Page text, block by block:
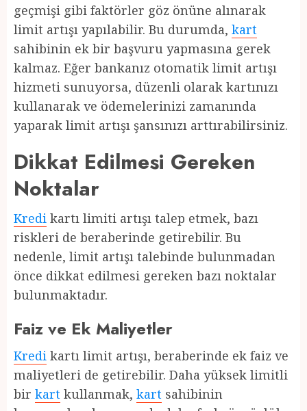
geçmişi gibi faktörler göz önüne alınarak
limit artışı yapılabilir. Bu durumda, kart
sahibinin ek bir başvuru yapmasına gerek
kalmaz. Eğer bankanız otomatik limit artışı
hizmeti sunuyorsa, düzenli olarak kartınızı
kullanarak ve ödemelerinizi zamanında
yaparak limit artışı şansınızı arttırabilirsiniz.
Dikkat Edilmesi Gereken
Noktalar
Kredi kartı limiti artışı talep etmek, bazı
riskleri de beraberinde getirebilir. Bu
nedenle, limit artışı talebinde bulunmadan
önce dikkat edilmesi gereken bazı noktalar
bulunmaktadır.
Faiz ve Ek Maliyetler
Kredi kartı limit artışı, beraberinde ek faiz ve
maliyetleri de getirebilir. Daha yüksek limitli
bir kart kullanmak, kart sahibinin